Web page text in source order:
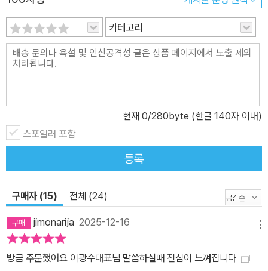
력히 주장한다. 그 시작을 위한 책인 『진보를 위한 주식투자』는 돈을
넘어 희망을 투자하는 모든 이에게, 그리고 미래를 바꾸고 싶은 진보
적 시민에게 반드시 필요한 진보적 주식투자 지침서다.
카테고리
현재 0/280byte (한글 140자 이내)
스포일러 포함
등록
구매자 (15) 전체 (24)
jimonarija 2025-12-16
방금 주문했어요 이광수대표님 말씀하실때 진심이 느껴집니다